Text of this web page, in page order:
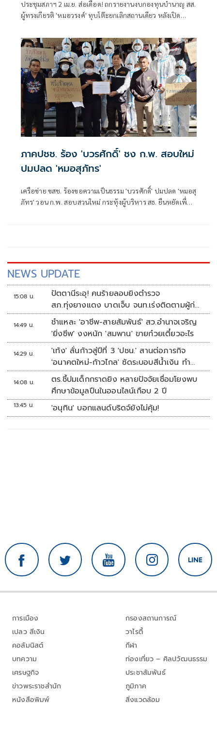
ประชุมสภาฯ 2 เม.ย. ส่อเดือด! ถกรายงานงบกองทุนบำนาญ สส.
ผู้ทรงเกียรติ 'หมอวรงค์' ทุบโต๊ะยกเลิกสถานเดียว หลังเปิด
สินทรัพย์ลด-ค่าใช้จ่ายพุ่ง
ภาคปชช. ร้อง 'บวรศักดิ์' ชง ก.พ. สอบใหม่
ปมปลด 'หมอสุภัทร'
เครือข่าย ขสช. ร้องขอความเป็นธรรม 'บวรศักดิ์' ปมปลด 'หมอสุ
ภัทร' วอน ก.พ. สอบสวนใหม่ กระทุ้งผู้บริหาร สธ. ยืนหยัดเพื่อ
NEWS UPDATE
15:08 น.
ปัตตานีระอุ! คนร้ายลอบยิงตำรวจ
สภ.ทุ่งยางแดง บาดเจ็บ จนท.เร่งติดตามผู้ก่อ
เหตุ
14:49 น.
ชำแหละ 'อาชีพ-สายสัมพันธ์' สว.อำนาจเจริญ
'ยิ่งชีพ' งงหนัก 'สมพาน' ขายก๋วยเตี๋ยวอะไร
14:29 น.
'เท้ง' ลั่นก้าวสู่ปีที่ 3 'ปชน.' สานต่อภารกิจ
'อนาคตใหม่-ก้าวไกล' ซัดระบอบสีน้ำเงิน ทำ
หลักนิติรัฐ-นิติธรรมสั่นคลอน
14:08 น.
ตร.ชี้ปมเด็กกราดยิง หลายปัจจัยเชื่อมโยงพบ
ศึกษาข้อมูลปืนในออนไลน์เกือบ 2 ปี
13:45 น. 'อนุทิน' บอกแลนด์บริดจ์ยังไม่คุ้ม!
การเมือง
เปลว สีเงิน
คอลัมนิสต์
บทความ
เศรษฐกิจ
ข่าวพระราชสำนัก
หนังสือพิมพ์
กรองสถานการณ์
วาไรตี้
กีฬา
ท่องเที่ยว – ศิลปวัฒนธรรม
ประชาสัมพันธ์
ภูมิภาค
สิ่งแวดล้อม